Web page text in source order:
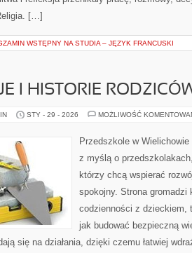
[…]
WSTĘPNY NA STUDIA – JĘZYK FRANCUSKI
I HISTORIE
STY - 29 - 2026 MOŻLIWOŚĆ
Przedszkole w
z myślą o
którzy chcą wspierać
spokojny. Strona gromadzi
codzienności z dzieckiem,
jak budować bezpieczną
się na działania, dzięki czemu łatwiej